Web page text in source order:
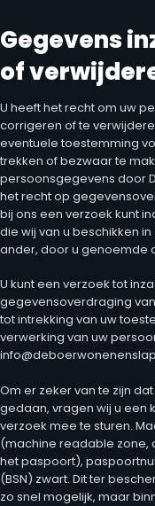
Gegevens
of
U heeft het recht om uw
corrigeren of te
eventuele toestemming
trekken of bezwaar te
persoonsgegevens door
het recht op
bij ons een verzoek kunt
die wij van u beschikken
ander, door u genoemde
U kunt een verzoek tot
gegevensoverdraging
tot intrekking van uw
verwerking van uw
Om er zeker van te zijn
gedaan, vragen wij u een
verzoek mee te sturen.
(machine readable zone,
het paspoort),
(BSN) zwart. Dit ter
zo snel mogelijk, maar